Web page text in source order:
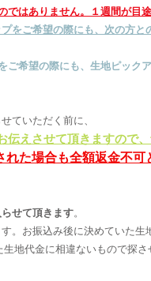
ではありません。１週間が目
をご希望の際にも、次の方
ご希望の際にも、生地ピッ
ていただく前に、
伝えさせて頂きますので
た場合も全額返金不可
せて頂きます。
。お振込み後に決めていた
地代金に相違ないもので探さ